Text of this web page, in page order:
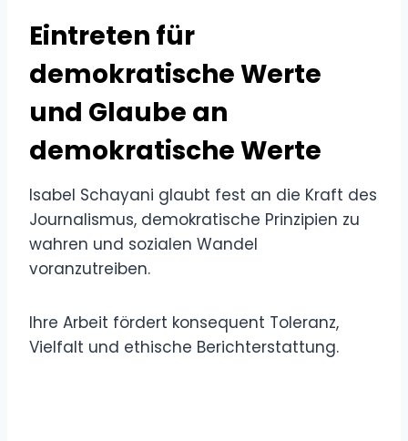
Eintreten für
demokratische Werte
und Glaube an
demokratische Werte
Isabel Schayani glaubt fest an die Kraft des
Journalismus, demokratische Prinzipien zu
wahren und sozialen Wandel
voranzutreiben.
Ihre Arbeit fördert konsequent Toleranz,
Vielfalt und ethische Berichterstattung.